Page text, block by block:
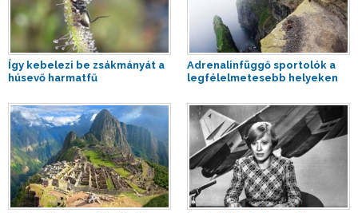
Így kebelezi be zsákmányát a
húsevő harmatfű
Adrenalinfüggő sportolók a
legfélelmetesebb helyeken